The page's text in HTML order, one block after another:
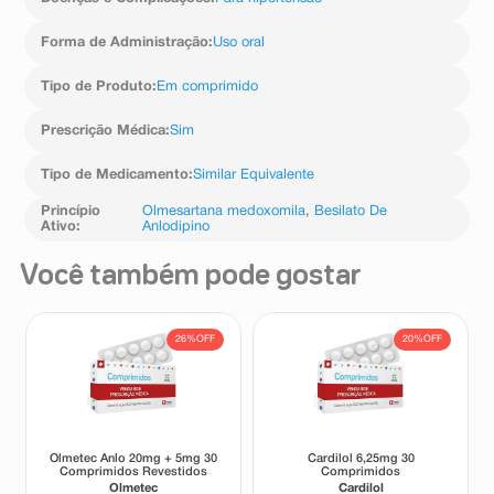
Forma de Administração:Uso oral
Tipo de Produto: Em comprimido
Prescrição Médica:Sim
Tipo de Medicamento:Similar Equivalente
Princípio
Ativo:
Olmesartana medoxomila, Besilato De
Anlodipino
Você também pode gostar
26%OFF
Olmetec Anlo 20mg + 5mg 30
Comprimidos Revestidos
Olmetec
20%OFF
Cardilol 6,25mg 30
Comprimidos
Cardilol